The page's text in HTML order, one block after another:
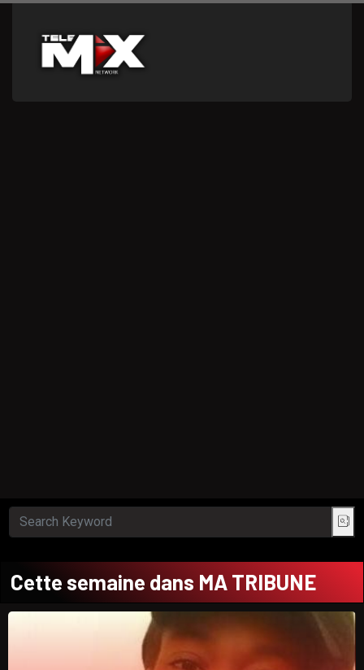
Cette semaine dans MA TRIBUNE